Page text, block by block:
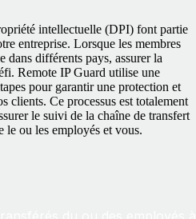
intellectuelle (DPI) font partie
entreprise. Lorsque les membres
dans différents pays, assurer la
Remote IP Guard utilise une
pour garantir une protection et
clients. Ce processus est totalement
le suivi de la chaîne de transfert
le ou les employés et vous.